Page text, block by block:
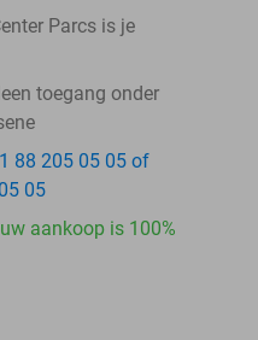
Parcs is je
toegang onder
88 205 05 05 of
05
aankoop is 100%